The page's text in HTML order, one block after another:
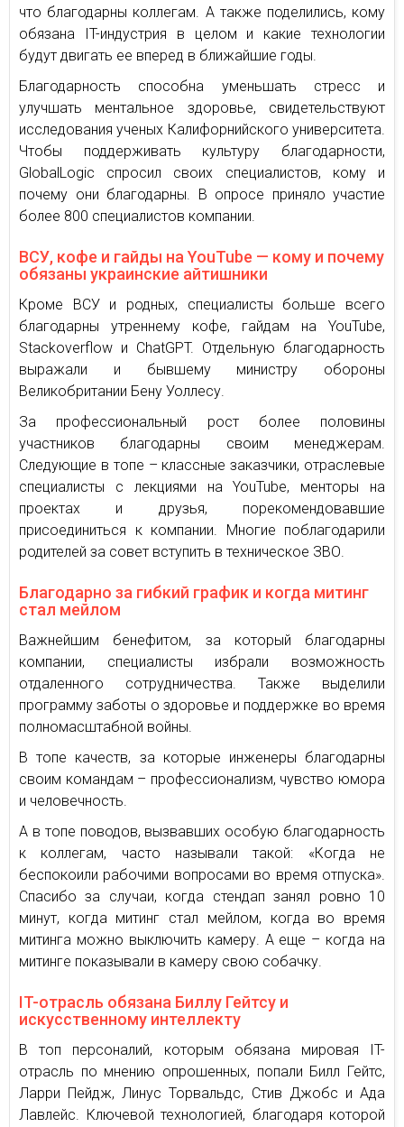
что благодарны коллегам. А также поделились, кому
обязана IT-индустрия в целом и какие технологии
будут двигать ее вперед в ближайшие годы.
Благодарность способна уменьшать стресс и
улучшать ментальное здоровье, свидетельствуют
исследования ученых Калифорнийского университета.
Чтобы поддерживать культуру благодарности,
GlobalLogic спросил своих специалистов, кому и
почему они благодарны. В опросе приняло участие
более 800 специалистов компании.
ВСУ, кофе и гайды на YouTube — кому и почему
обязаны украинские айтишники
Кроме ВСУ и родных, специалисты больше всего
благодарны утреннему кофе, гайдам на YouTube,
Stackoverflow и ChatGPT. Отдельную благодарность
выражали и бывшему министру обороны
Великобритании Бену Уоллесу.
За профессиональный рост более половины
участников благодарны своим менеджерам.
Следующие в топе – классные заказчики, отраслевые
специалисты с лекциями на YouTube, менторы на
проектах и друзья, порекомендовавшие
присоединиться к компании. Многие поблагодарили
родителей за совет вступить в техническое ЗВО.
Благодарно за гибкий график и когда митинг
стал мейлом
Важнейшим бенефитом, за который благодарны
компании, специалисты избрали возможность
отдаленного сотрудничества. Также выделили
программу заботы о здоровье и поддержке во время
полномасштабной войны.
В топе качеств, за которые инженеры благодарны
своим командам – профессионализм, чувство юмора
и человечность.
А в топе поводов, вызвавших особую благодарность
к коллегам, часто называли такой: «Когда не
беспокоили рабочими вопросами во время отпуска».
Спасибо за случаи, когда стендап занял ровно 10
минут, когда митинг стал мейлом, когда во время
митинга можно выключить камеру. А еще – когда на
митинге показывали в камеру свою собачку.
IT-отрасль обязана Биллу Гейтсу и
искусственному интеллекту
В топ персоналий, которым обязана мировая IT-
отрасль по мнению опрошенных, попали Билл Гейтс,
Ларри Пейдж, Линус Торвальдс, Стив Джобс и Ада
Лавлейс. Ключевой технологией, благодаря которой